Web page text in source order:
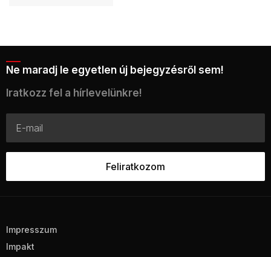
Ne maradj le egyetlen új bejegyzésről sem!
Iratkozz fel a hírlevelünkre!
Impresszum
Impakt